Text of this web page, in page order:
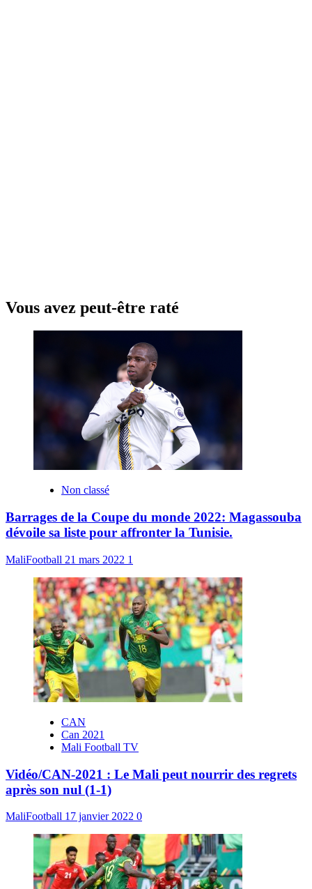
Vous avez peut-être raté
Non classé
Barrages de la Coupe du monde 2022: Magassouba
dévoile sa liste pour affronter la Tunisie.
MaliFootball 21 mars 2022 1
CAN
Can 2021
Mali Football TV
Vidéo/CAN-2021 : Le Mali peut nourrir des regrets
après son nul (1-1)
MaliFootball 17 janvier 2022 0